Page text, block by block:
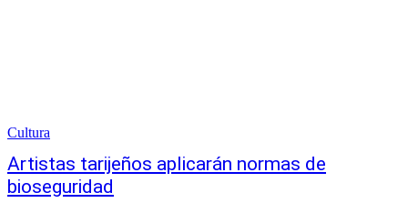
Cultura
Artistas tarijeños aplicarán normas de
bioseguridad